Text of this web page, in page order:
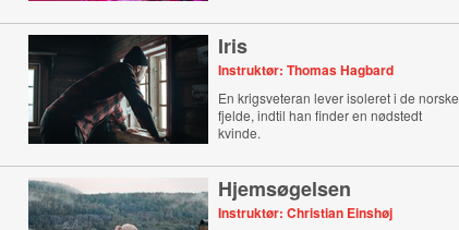
Iris
Instruktør: Thomas Hagbard
En krigsveteran lever isoleret i de norske
fjelde, indtil han finder en nødstedt
kvinde.
Hjemsøgelsen
Instruktør: Christian Einshøj